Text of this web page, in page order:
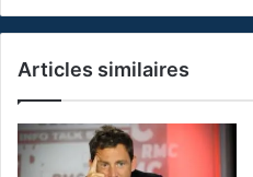
Articles similaires